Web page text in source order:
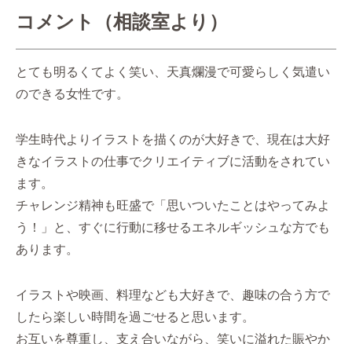
コメント（相談室より）
とても明るくてよく笑い、天真爛漫で可愛らしく気遣い
のできる女性です。
学生時代よりイラストを描くのが大好きで、現在は大好
きなイラストの仕事でクリエイティブに活動をされてい
ます。
チャレンジ精神も旺盛で「思いついたことはやってみよ
う！」と、すぐに行動に移せるエネルギッシュな方でも
あります。
イラストや映画、料理なども大好きで、趣味の合う方で
したら楽しい時間を過ごせると思います。
お互いを尊重し、支え合いながら、笑いに溢れた賑やか